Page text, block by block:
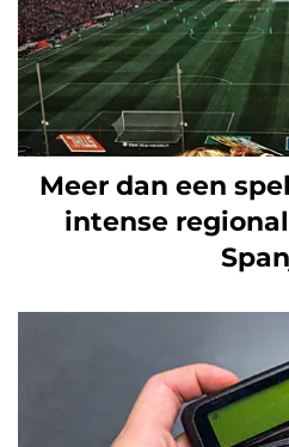
Meer dan een
intense